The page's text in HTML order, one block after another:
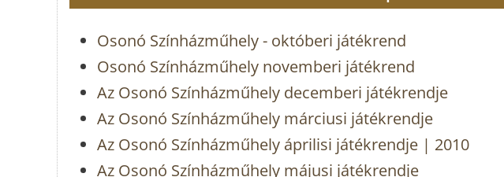
Osonó Színházműhely - októberi játékrend
Osonó Színházműhely novemberi játékrend
Az Osonó Színházműhely decemberi játékrendje
Az Osonó Színházműhely márciusi játékrendje
Az Osonó Színházműhely áprilisi játékrendje | 2010
Az Osonó Színházműhely májusi játékrendje